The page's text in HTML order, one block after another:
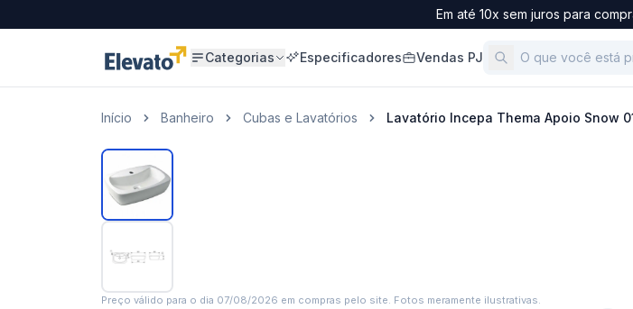
Em até 10x sem juros para
Categorias Especificadores Vendas PJ
Início Banheiro Cubas e Lavatórios Lavatório Incepa Thema Apoio Snow
Preço válido para o dia 07/08/2026 em compras pelo site. Fotos meramente ilustrativas.